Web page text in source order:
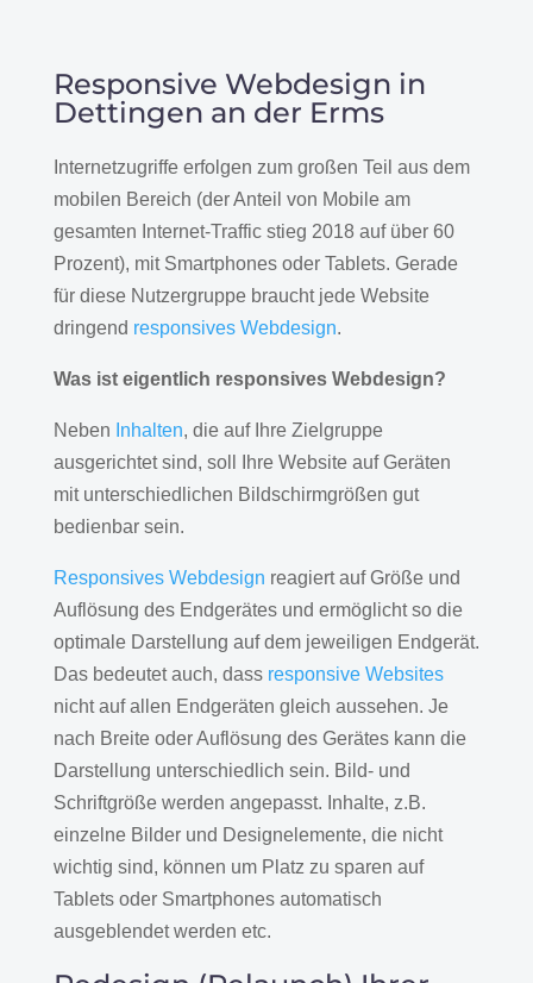
Responsive Webdesign in
Dettingen an der Erms
Internetzugriffe erfolgen zum großen Teil aus dem
mobilen Bereich (der Anteil von Mobile am
gesamten Internet-Traffic stieg 2018 auf über 60
Prozent), mit Smartphones oder Tablets. Gerade
für diese Nutzergruppe braucht jede Website
dringend responsives Webdesign.
Was ist eigentlich responsives Webdesign?
Neben Inhalten, die auf Ihre Zielgruppe
ausgerichtet sind, soll Ihre Website auf Geräten
mit unterschiedlichen Bildschirmgrößen gut
bedienbar sein.
Responsives Webdesign reagiert auf Größe und
Auflösung des Endgerätes und ermöglicht so die
optimale Darstellung auf dem jeweiligen Endgerät.
Das bedeutet auch, dass responsive Websites
nicht auf allen Endgeräten gleich aussehen. Je
nach Breite oder Auflösung des Gerätes kann die
Darstellung unterschiedlich sein. Bild- und
Schriftgröße werden angepasst. Inhalte, z.B.
einzelne Bilder und Designelemente, die nicht
wichtig sind, können um Platz zu sparen auf
Tablets oder Smartphones automatisch
ausgeblendet werden etc.